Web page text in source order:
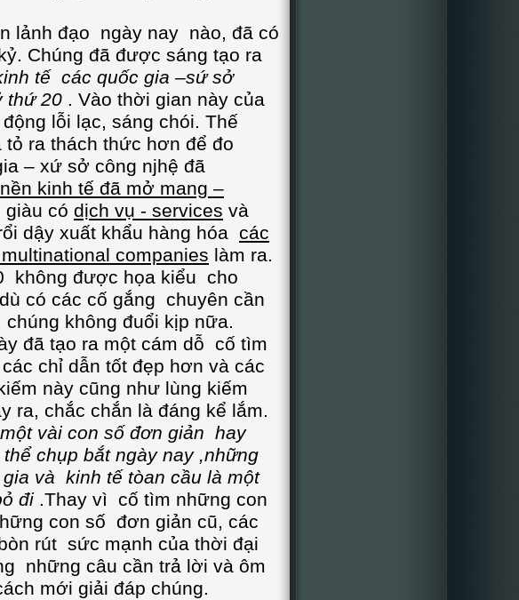
đạo ngày nay nào, đã có
Chúng đã được sáng tạo ra
tế các quốc gia –sứ sở
thứ 20 . Vào thời gian này của
lỗi lạc, sáng chói. Thế
ra thách thức hơn để đo
– xứ sở công njhệ đã
nền kinh tế đã mở mang –
giàu có dịch vụ - services và
dậy xuất khẩu hàng hóa các
companies làm ra.
không được họa kiểu cho
có các cố gắng chuyên cần
không đuổi kịp nữa.
tạo ra một cám dỗ cố tìm
chỉ dẫn tốt đẹp hơn và các
này cũng như lùng kiếm
ra, chắc chắn là đáng kể lắm.
vài con số đơn giản hay
chụp bắt ngày nay ,những
và kinh tế tòan cầu là một
đi .Thay vì cố tìm những con
con số đơn giản cũ, các
rút sức mạnh của thời đại
những câu cần trả lời và ôm
mới giải đáp chúng.